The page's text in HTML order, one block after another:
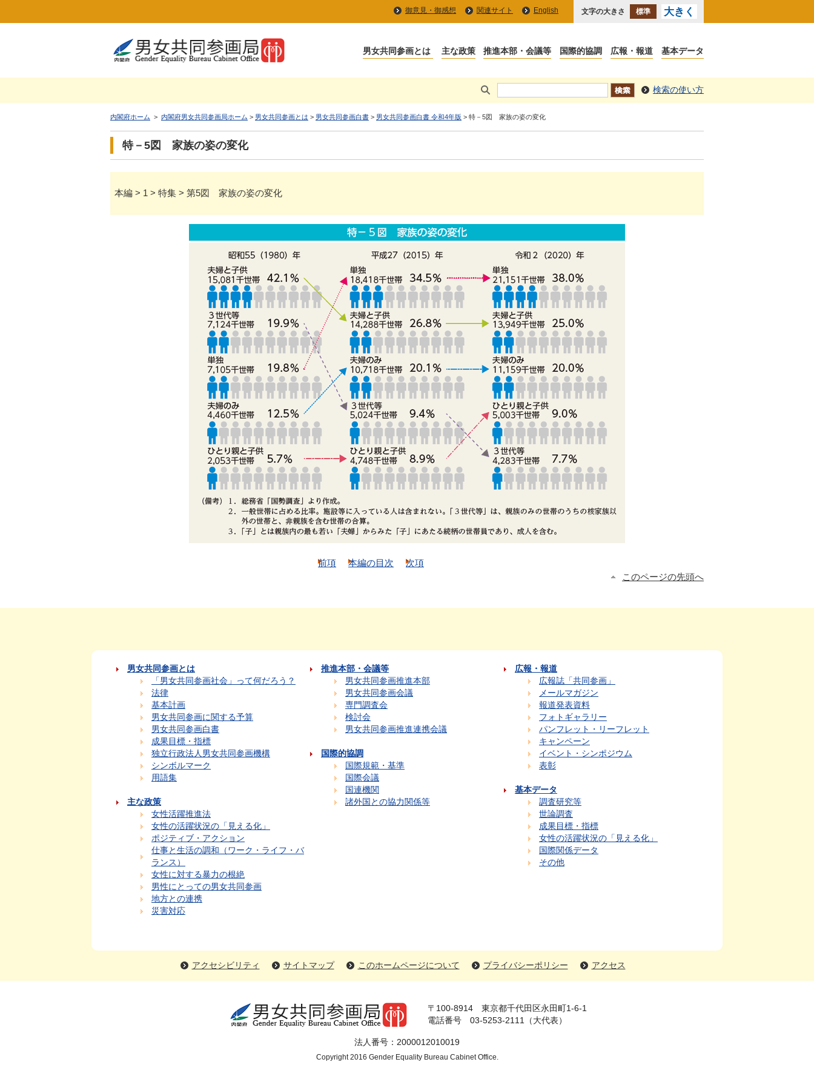
御意見・御感想 関連サイト English 文字の大きさ 標準 大きく
検索の使い方
内閣府ホーム > 内閣府男女共同参画局ホーム > 男女共同参画とは > 男女共同参画白書 > 男女共同参画白書 令和4年版 > 特－5図 家族の姿の変化
特－5図 家族の姿の変化
本編 > 1 > 特集 > 第5図 家族の姿の変化
前項 本編の目次 次項
このページの先頭へ